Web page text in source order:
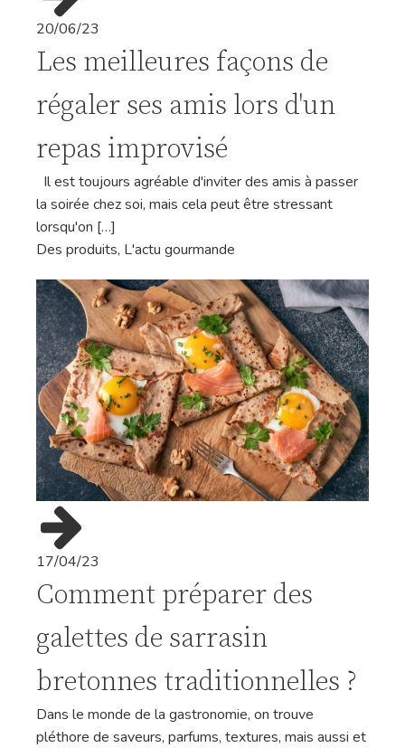
20/06/23
Les meilleures façons de
régaler ses amis lors d'un
repas improvisé
Il est toujours agréable d'inviter des amis à passer
la soirée chez soi, mais cela peut être stressant
lorsqu'on […]
Des produits, L'actu gourmande
17/04/23
Comment préparer des
galettes de sarrasin
bretonnes traditionnelles ?
Dans le monde de la gastronomie, on trouve
pléthore de saveurs, parfums, textures, mais aussi et